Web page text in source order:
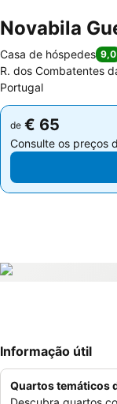
Novabila
Casa de hóspedes 9,0
R. dos Combatentes
Portugal
de € 65
Consulte os preços
de € 65
Consulte os preços
Informação útil
Quartos temáticos